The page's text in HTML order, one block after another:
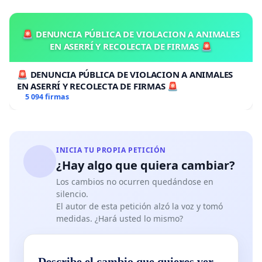
En julio de 1955, Nuestro Señor Jesús le habló a la
Hermana Ephrem y le dijo:
“No me pidas una señal. De hacerlo, ¿no serías
que no busca Señales, sino que sólo Cree.”
“Usted misma será la Señal, la Señal que le daré al
mundo: una palomita blanca, una Señal de Paz, sí,
el Reino de la Paz en el mundo.”
Nuestro Señor Jesús, hablando a la Hermana María
Ephrem, así como a su confesor, el Arzobispo Paul
🚨 DENUNCIA PÚBLICA DE VIOLACION A ANIMALES
EN ASERRÍ Y RECOLECTA DE FIRMAS 🚨
🚨 DENUNCIA PÚBLICA DE VIOLACION A ANIMALES
EN ASERRÍ Y RECOLECTA DE FIRMAS 🚨
5 094 firmas
INICIA TU PROPIA PETICIÓN
¿Hay algo que quiera cambiar?
Los cambios no ocurren quedándose en
silencio.
El autor de esta petición alzó la voz y tomó
medidas. ¿Hará usted lo mismo?